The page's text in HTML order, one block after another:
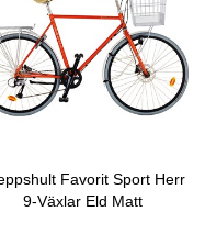
Favorit Sport Herr
9-Växlar Eld Matt